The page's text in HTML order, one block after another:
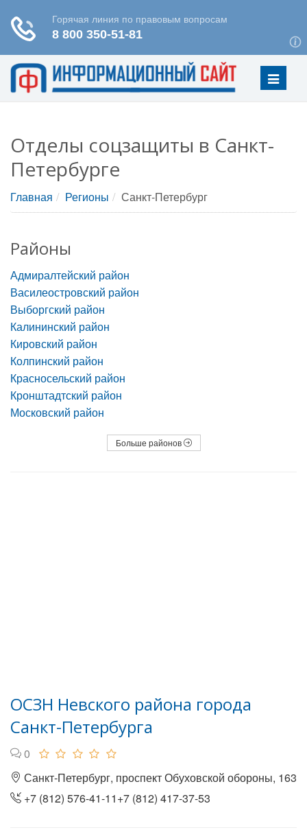
Меню
Отделы соцзащиты в Санкт-
Петербурге
Главная Регионы Санкт-Петербург
Районы
Адмиралтейский район
Василеостровский район
Выборгский район
Калининский район
Кировский район
Колпинский район
Красносельский район
Кронштадтский район
Московский район
Больше районов
ОСЗН Невского района города
Санкт-Петербурга
0
Санкт-Петербург, проспект Обуховской обороны, 163
+7 (812) 576-41-11+7 (812) 417-37-53